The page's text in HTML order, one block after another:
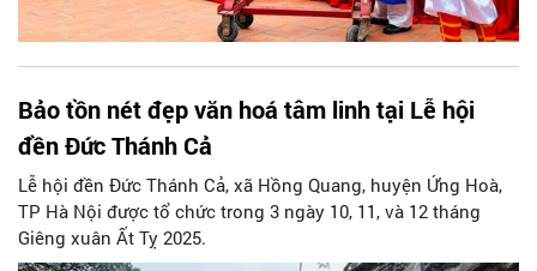
Bảo tồn nét đẹp văn hoá tâm linh tại Lễ hội
đền Đức Thánh Cả
Lễ hội đền Đức Thánh Cả, xã Hồng Quang, huyện Ứng Hoà,
TP Hà Nội được tổ chức trong 3 ngày 10, 11, và 12 tháng
Giêng xuân Ất Tỵ 2025.